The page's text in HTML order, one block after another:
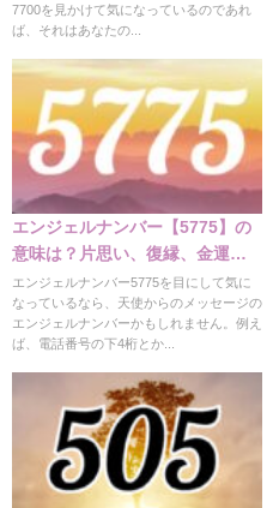
7700を見かけて気になっているのであれ
ば、それはあなたの...
エンジェルナンバー【5775】の
意味は？片思い、復縁、金運の
意味
エンジェルナンバー5775を目にして気に
なっているなら、天使からのメッセージの
エンジェルナンバーかもしれません。例え
ば、電話番号の下4桁とか...